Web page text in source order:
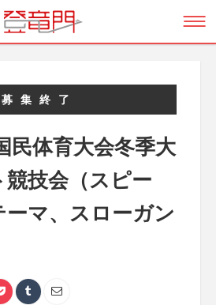
募集終了
民体育大会冬季大
技会（スピー
ーマ、スローガン